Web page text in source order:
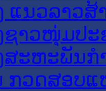
ແນວລາວສ້
ຊາວໜຸ່ມປະ
ສະຫະພັນກ
ກວດສອບແ